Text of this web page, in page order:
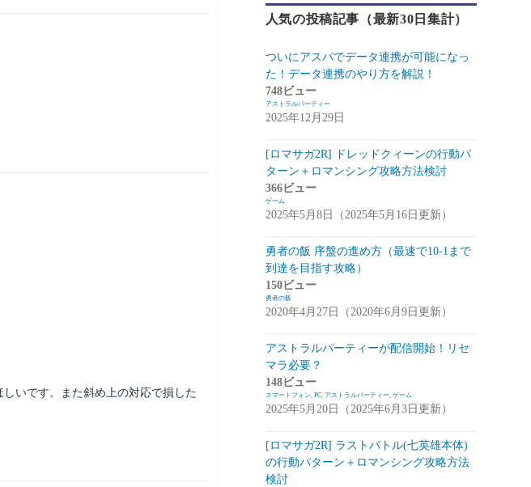
いです。また斜め上の対応で損した
ゲーム(175)
スマートフォン(94)
PC (7)
お知らせ(6)
コンパイル (9)
姫プタワー
攻略 (9)
雑談・感想(2)
リーグ・オブ・ワンダーランド(リグワ
ン)(20)
攻略 (14)
雑談(14)
崩落のCARNEADES(ホウカル)(15)
Zold:Out~鍛冶屋の物語(ゾルカジ) (13)
攻略情報 (5)
人気の投稿記事（最新30日集計）
ついにアスパでデータ連携が可能になっ
た！データ連携のやり方を解説！
748ビュー
アストラルパーティー
2025年12月29日
[ロマサガ2R] ドレッドクィーンの行動パ
ターン＋ロマンシング攻略方法検討
366ビュー
ゲーム
2025年5月8日（2025年5月16日更新）
勇者の飯 序盤の進め方（最速で10-1まで
到達を目指す攻略）
150ビュー
勇者の飯
2020年4月27日（2020年6月9日更新）
アストラルパーティーが配信開始！リセ
マラ必要？
148ビュー
スマートフォン, PC, アストラルパーティー, ゲーム
2025年5月20日（2025年6月3日更新）
[ロマサガ2R] ラストバトル(七英雄本体)
の行動パターン＋ロマンシング攻略方法
検討